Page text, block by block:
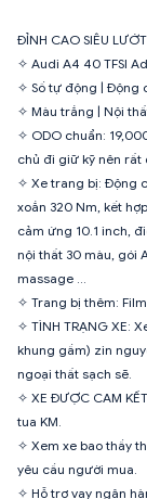
ĐỈNH CAO SIÊU LƯỚT
✧ Audi A4 40 TFSI
✧ Số tự động | Động
✧ Màu trắng | Nội
✧ ODO chuẩn:
chủ đi giữ kỹ nên rất
✧ Xe trang bị: Động
xoắn 320 Nm, kết
cảm ứng 10.1 inch,
nội thất 30 màu, gói
massage …
✧ Trang bị thêm:
✧ TÌNH TRẠNG XE:
khung gầm) zin
ngoại thất sạch sẽ.
✧ XE ĐƯỢC CAM
tua KM.
✧ Xem xe bao thầy
yêu cầu người mua.
✧ Hỗ trợ vay ngân